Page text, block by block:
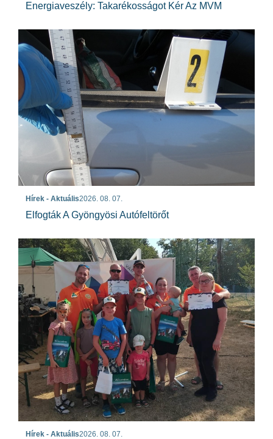
Energiaveszély: Takarékosságot Kér Az MVM
Hírek - Aktuális2026. 08. 07.
Elfogták A Gyöngyösi Autófeltörőt
Hírek - Aktuális2026. 08. 07.